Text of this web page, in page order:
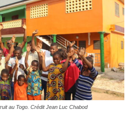
au Togo. Crédit Jean Luc Chabod